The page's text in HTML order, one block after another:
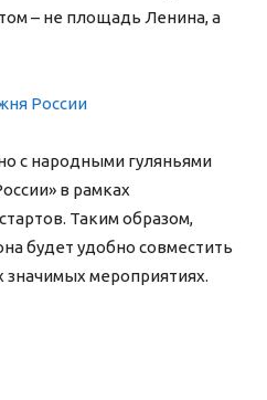
– не площадь Ленина, а
с народными гуляньями
в рамках
Таким образом,
будет удобно совместить
значимых мероприятиях.